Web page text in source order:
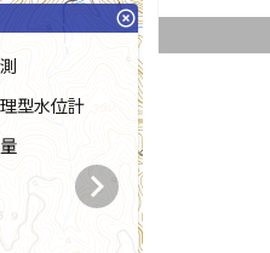
highlight_off
型水位計
chevron_right